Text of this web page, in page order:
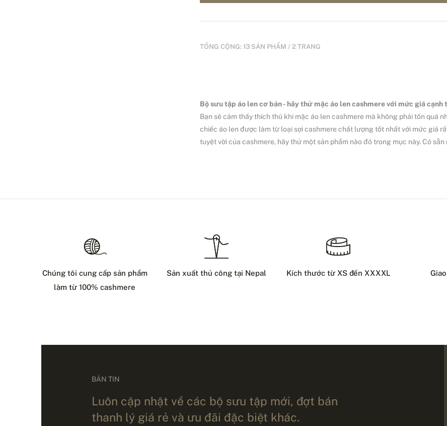
TỔNG CỘNG: 13 SẢN PHẨM / 2 TRANG
Bộ sưu tập áo len cơ bản - hãy thử mặc áo len cashmere với mức giá cạnh
Bạn sẽ cảm thấy thích thú khi mặc áo len cashmere mà không phải tốn quá
chiếc áo len được làm từ loại sợi cashmere chất lượng tốt nhất với mức giá
tuyệt vời của cashmere, hãy thử một sản phẩm nào đó trong mục này. Có
Chúng tôi cung cấp sản phẩm
làm từ 100% cashmere
Sản xuất thủ công tại Nepal Kích thước từ XS đến XXXXL
BẢN TIN
Luôn cập nhật về các bộ sưu tập mới, đợt bán
thanh lý giá rẻ và ưu đãi đặc biệt khác.